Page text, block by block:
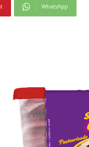
WhatsApp